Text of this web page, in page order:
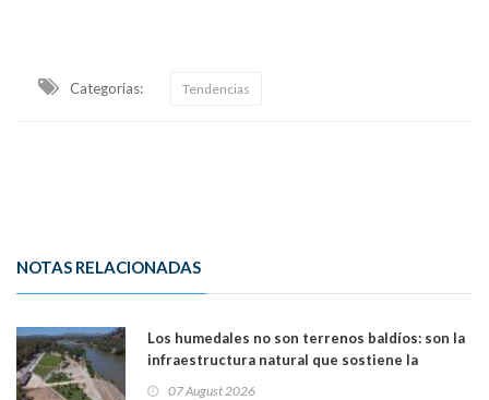
Categorias: Tendencias
NOTAS RELACIONADAS
Los humedales no son terrenos baldíos: son la
infraestructura natural que sostiene la
07 August 2026